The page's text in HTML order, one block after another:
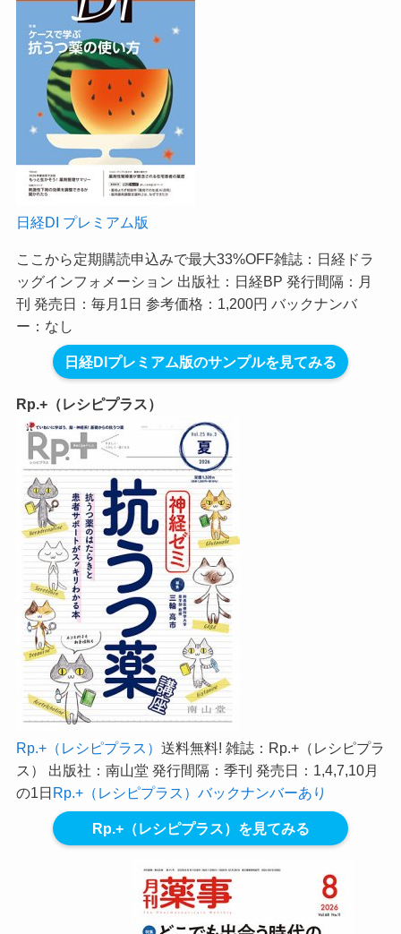
日経DI プレミアム版
ここから定期購読申込みで最大33%OFF雑誌：日経ドラ
ッグインフォメーション 出版社：日経BP 発行間隔：月
刊 発売日：毎月1日 参考価格：1,200円 バックナンバ
ー：なし
日経DIプレミアム版のサンプルを見てみる
Rp.+（レシピプラス）
Rp.+（レシピプラス） 送料無料! 雑誌：Rp.+（レシピプラ
ス） 出版社：南山堂 発行間隔：季刊 発売日：1,4,7,10月
の1日Rp.+（レシピプラス）バックナンバーあり
Rp.+（レシピプラス）を見てみる